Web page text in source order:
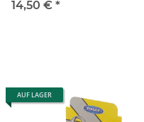
14,50 € *
AUF LAGER